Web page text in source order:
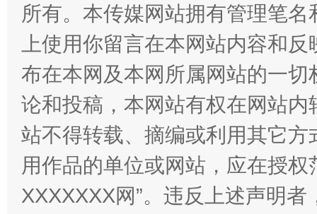
国家大学科技园优化重塑工作
所有。本传媒网站拥有管理笔
上使用你留言在本网站内容和
布在本网及本网所属网站的一
论和投稿，本网站有权在网站
站不得转载、摘编或利用其它
用作品的单位或网站，应在授
XXXXXXX网”。违反上述声明